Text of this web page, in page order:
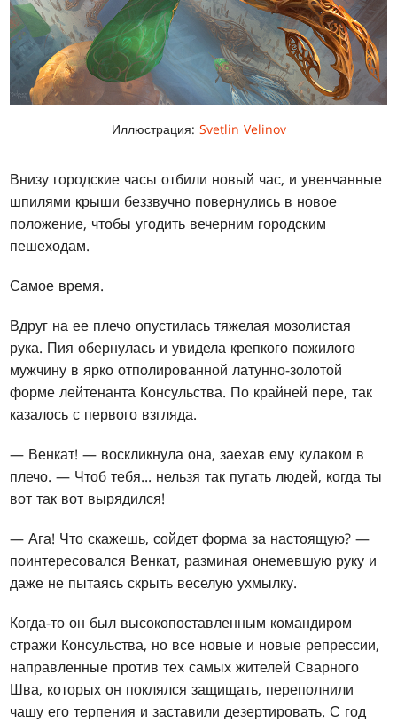
Иллюстрация: Svetlin Velinov
Внизу городские часы отбили новый час, и увенчанные
шпилями крыши беззвучно повернулись в новое
положение, чтобы угодить вечерним городским
пешеходам.
Самое время.
Вдруг на ее плечо опустилась тяжелая мозолистая
рука. Пия обернулась и увидела крепкого пожилого
мужчину в ярко отполированной латунно-золотой
форме лейтенанта Консульства. По крайней пере, так
казалось с первого взгляда.
— Венкат! — воскликнула она, заехав ему кулаком в
плечо. — Чтоб тебя... нельзя так пугать людей, когда ты
вот так вот вырядился!
— Ага! Что скажешь, сойдет форма за настоящую? —
поинтересовался Венкат, разминая онемевшую руку и
даже не пытаясь скрыть веселую ухмылку.
Когда-то он был высокопоставленным командиром
стражи Консульства, но все новые и новые репрессии,
направленные против тех самых жителей Сварного
Шва, которых он поклялся защищать, переполнили
чашу его терпения и заставили дезертировать. С год